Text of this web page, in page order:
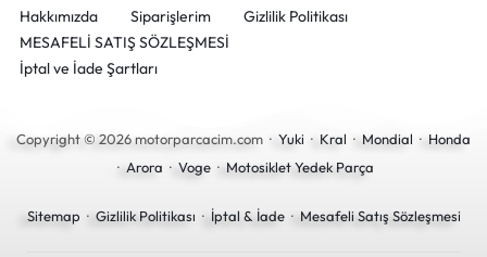
Hakkımızda Siparişlerim
Gizlilik Politikası
MESAFELİ SATIŞ SÖZLEŞMESİ
İptal ve İade Şartları
Copyright © 2026 motorparcacim.com · Yuki · Kral · Mondial · Honda
· Arora · Voge· Motosiklet Yedek Parça
Sitemap · Gizlilik Politikası · İptal & İade· Mesafeli Satış Sözleşmesi